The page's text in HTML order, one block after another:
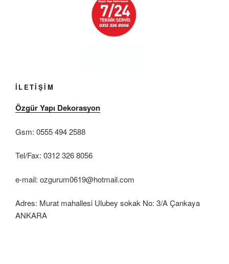
İLETİŞİM
Özgür Yapı Dekorasyon
Gsm: 0555 494 2588
Tel/Fax: 0312 326 8056
e-mail: ozgurum0619@hotmail.com
Adres: Murat mahallesi Ulubey sokak No: 3/A Çankaya
ANKARA